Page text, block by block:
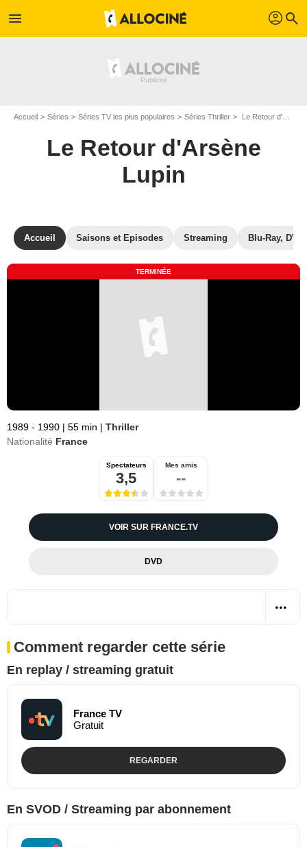
menu profil search
Accueil Séries Séries TV les plus populaires Séries Thriller Le Retour d'Arsène Lupin
Le Retour d'Arsène
Lupin
Accueil Saisons et Episodes Streaming Blu-Ray, DVD
TERMINÉE
1989 - 1990 | 55 min | Thriller
Nationalité France
Spectateurs
3,5
Mes amis
--
VOIR SUR FRANCE.TV
DVD
Comment regarder cette série
En replay / streaming gratuit
France TV
Gratuit
REGARDER
En SVOD / Streaming par abonnement